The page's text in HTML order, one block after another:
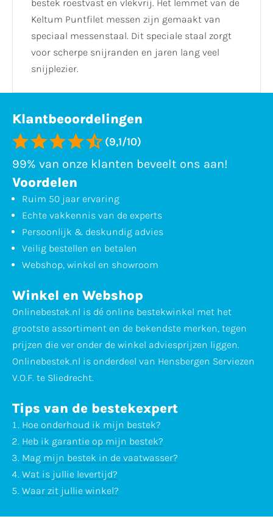
bestek roestvast en vlekvrij. Het lemmet van de
Keltum Puntfilet messen zijn gemaakt van
speciaal messenstaal. Dit speciale staal zorgt
voor scherpe snijranden en jaren lang veel
snijplezier.
Klantbeoordelingen
(9,1/10)
99% van onze klanten beveelt ons aan!
Voordelen
Ruim 50 jaar ervaring
Echte vakkennis van de experts
Persoonlijk & deskundig advies
Veilig bestellen en betalen
Webshop, winkel en showroom
Winkel en Webshop
Onlinebestek.nl is dé online bestekwinkel met het
grootste assortiment en de bekendste merken, tegen
prijzen die ver onder de winkel adviesprijzen liggen.
Onlinebestek.nl is onderdeel van Hensbergen Serviezen
V.O.F. te Sliedrecht.
Tips van de bestekexpert
Hoe onderhoud ik mijn bestek?
Heb ik garantie op mijn bestek?
Mag mijn bestek in de vaatwasser?
Wat is jullie levertijd?
Waar zit jullie winkel?